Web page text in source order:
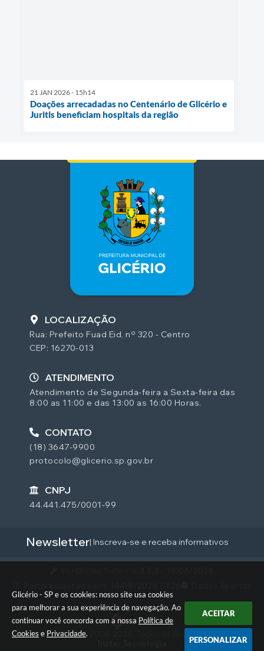
Glicério - SP e os cookies: nosso site usa cookies
para melhorar a sua experiência de navegação. Ao
continuar você concorda com a nossa Política de
Cookies e Privacidade.
ACEITAR
PERSONALIZAR
21 JAN 2026 - 15h14
Doações arrecadadas no Centenário de Glicério e
Juritis beneficiam hospitais da região
LOCALIZAÇÃO
Rua: Prefeito Fuad Eid, nº 320 - Centro
CEP: 16270-013
CONTATO
(18) 3647-9900
protocolo@glicerio.sp.gov.br
ATENDIMENTO
Atendimento de Segunda-feira a Sexta-feira das
8:00 as 11:00 e das 13:00 as 16:00 Horas.
CNPJ
44.441.475/0001-99
Newsletter| Inscreva-se e receba informativos
© Copyright Instar - 2006-2026. Todos os direitos reservados -